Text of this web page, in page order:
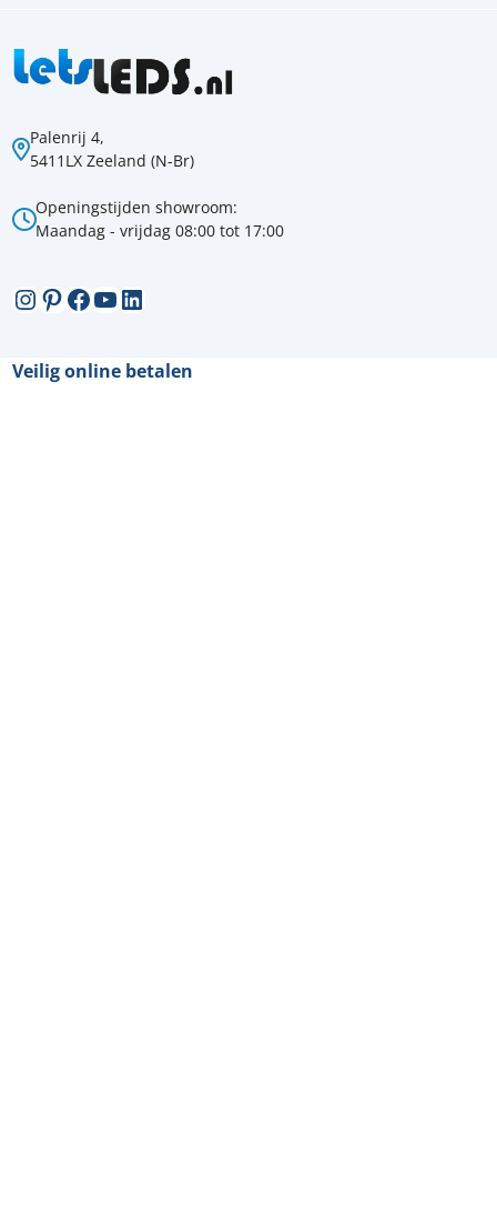
Palenrij 4,
5411LX Zeeland (N-Br)
Openingstijden showroom:
Maandag - vrijdag 08:00 tot 17:00
Instagram
Pinterest
Facebook
YouTube
LinkedIn
Veilig online betalen